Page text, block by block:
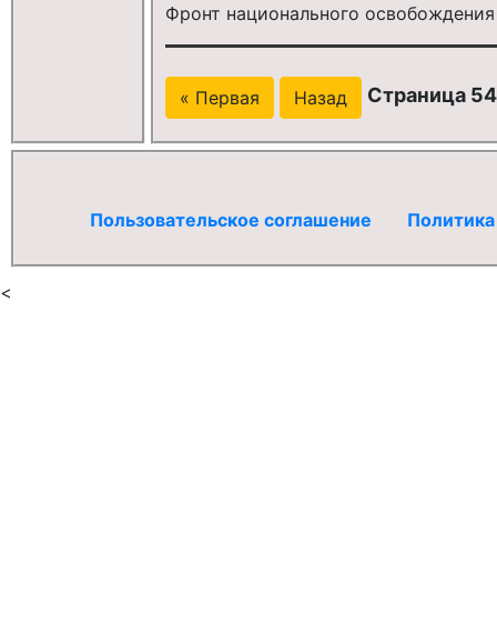
Фронт национального освобождения
« Первая Назад Страница
Пользовательское соглашение
<